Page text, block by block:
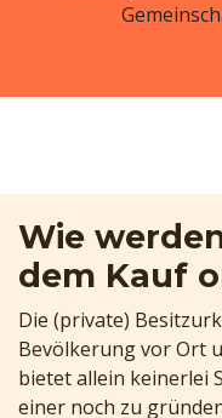
Wie
dem Kauf
Die (private)
Bevölkerung vor Ort
bietet allein keinerlei
einer noch zu